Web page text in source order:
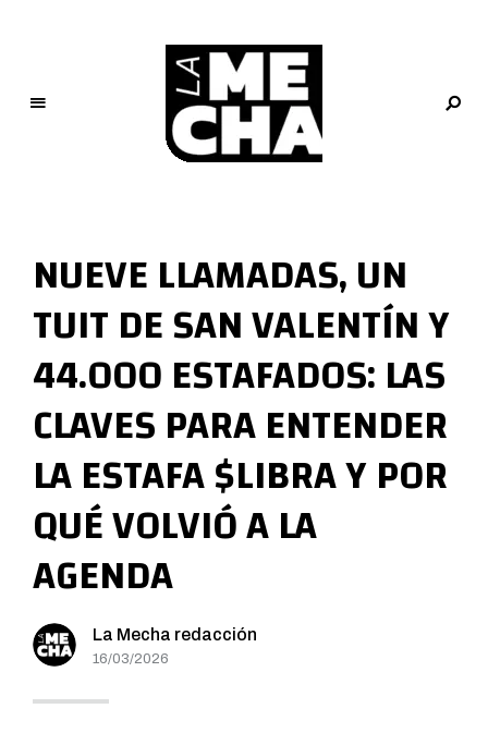
M
e
c
h
a
PERIODISMO DIGITAL
NUEVE LLAMADAS, UN
TUIT DE SAN VALENTÍN Y
44.000 ESTAFADOS: LAS
CLAVES PARA ENTENDER
LA ESTAFA $LIBRA Y POR
QUÉ VOLVIÓ A LA
AGENDA
La Mecha redacción
16/03/2026